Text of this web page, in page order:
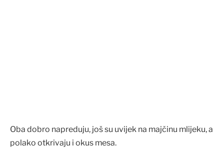
Oba dobro napreduju, još su uvijek na majčinu mlijeku, a
polako otkrivaju i okus mesa.